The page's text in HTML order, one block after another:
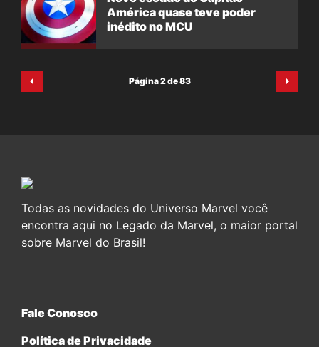
América quase teve poder
inédito no MCU
Página 2 de 83
Todas as novidades do Universo Marvel você
encontra aqui no Legado da Marvel, o maior portal
sobre Marvel do Brasil!
Fale Conosco
Política de Privacidade